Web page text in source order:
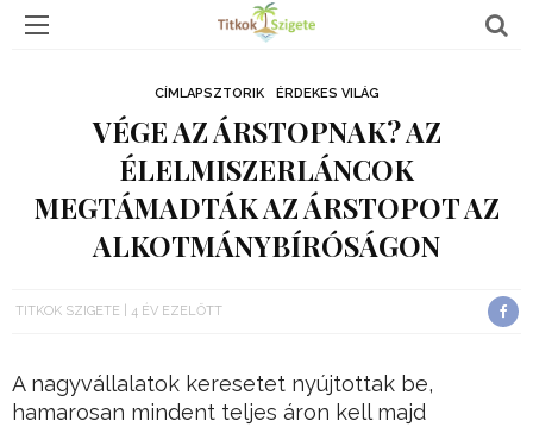
CÍMLAPSZTORIK ÉRDEKES VILÁG
VÉGE AZ ÁRSTOPNAK? AZ
ÉLELMISZERLÁNCOK
MEGTÁMADTÁK AZ ÁRSTOPOT AZ
ALKOTMÁNYBÍRÓSÁGON
TITKOK SZIGETE 4 ÉV EZELŐTT
A nagyvállalatok keresetet nyújtottak be,
hamarosan mindent teljes áron kell majd